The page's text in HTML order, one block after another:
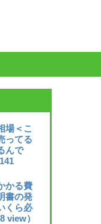
場＜こ
ってる
んで
かる費
書の発
くら必
view）